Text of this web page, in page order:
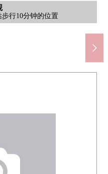
行10分钟的位置
Mansion。
智能快递柜
停放处。请询问尚余的空位状
。
停放处。请询问尚余的空位状
。处
设施是作为在步行范围以内的
置。
学(约640m)
。
(约1160m)
钟。
商店(约310m)
。
店(约870m)
钟。
目商店(约330m)
。
目商店(约360m)
。
谷商店(约630m)
。
约370m)
。
(约560m)
。